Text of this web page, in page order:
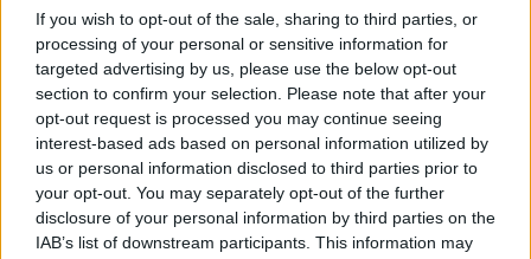
If you wish to opt-out of the sale, sharing to third parties, or
processing of your personal or sensitive information for
targeted advertising by us, please use the below opt-out
section to confirm your selection. Please note that after your
opt-out request is processed you may continue seeing
interest-based ads based on personal information utilized by
us or personal information disclosed to third parties prior to
your opt-out. You may separately opt-out of the further
disclosure of your personal information by third parties on the
IAB’s list of downstream participants. This information may
No ha marcado aún ningún gol, pero Raúl García sigue
puntuando bien. El delantero rojiblanco lleva una media de
6 puntos por partido tras haber conseguido 6, 6, 4 y 8 puntos
respectivamente en las cuatro jornadas que ha disputado.
Su secreto para obtener buenas puntuaciones sin marcar
son, como en el caso de Joselu, los duelos. Actualmente es
el segundo jugador del campeonato que más duelos gana
por partido con una media de 13,8, destacando en los